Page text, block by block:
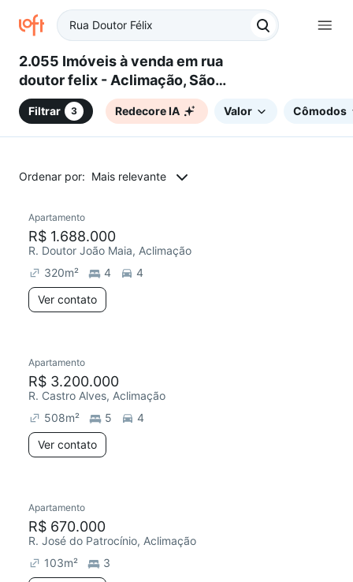
2.055 Imóveis à venda em rua
doutor felix - Aclimação, São
Paulo, SP
Filtrar 3 Redecore IA Valor Cômodos
Ordenar por: Mais relevante
Redecorar
Apartamento
R$ 1.688.000
R. Doutor João Maia, Aclimação
320m² 4
4
Ver contato
Apartamento
R$ 3.200.000
R. Castro Alves, Aclimação
508m² 5
4
Ver contato
Redecorar
Apartamento
R$ 670.000
R. José do Patrocínio, Aclimação
103m²
3